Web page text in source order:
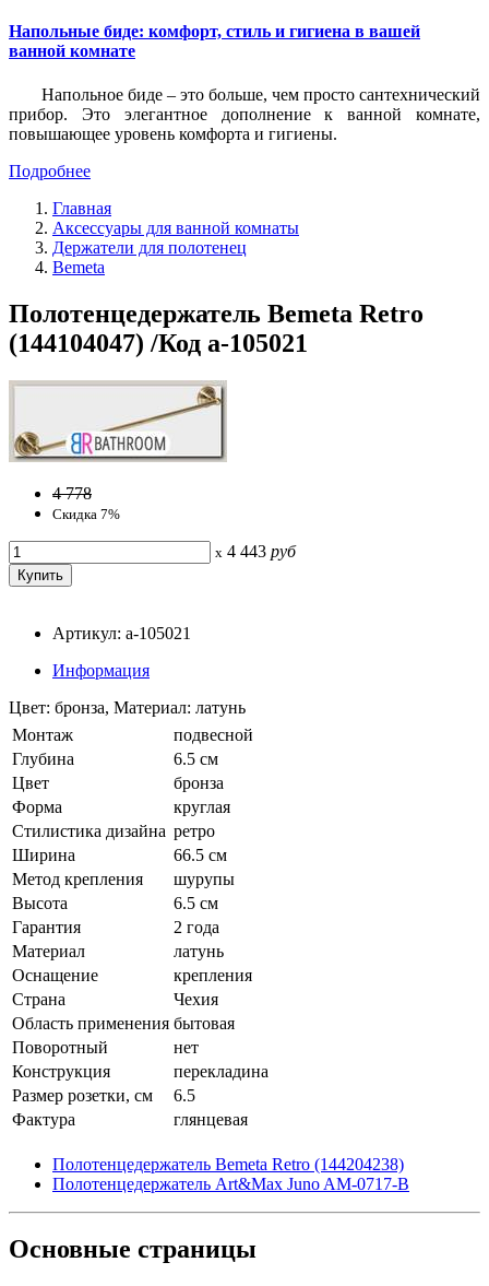
Напольные биде: комфорт, стиль и гигиена в вашей
ванной комнате
Напольное биде – это больше, чем просто сантехнический
прибор. Это элегантное дополнение к ванной комнате,
повышающее уровень комфорта и гигиены.
Подробнее
Главная
Аксессуары для ванной комнаты
Держатели для полотенец
Bemeta
Полотенцедержатель Bemeta Retro
(144104047) /Код a-105021
4 778
Скидка 7%
x 4 443 руб
Артикул: a-105021
Информация
Цвет: бронза, Материал: латунь
Монтаж
подвесной
Глубина
6.5 см
Цвет
бронза
Форма
круглая
Стилистика дизайна ретро
Ширина
66.5 см
Метод крепления
шурупы
Высота
6.5 см
Гарантия
2 года
Материал
латунь
Оснащение
крепления
Страна
Чехия
Область применения бытовая
Поворотный
нет
Конструкция
перекладина
Размер розетки, см
6.5
Фактура
глянцевая
Полотенцедержатель Bemeta Retro (144204238)
Полотенцедержатель Art&Max Juno AM-0717-B
Основные страницы